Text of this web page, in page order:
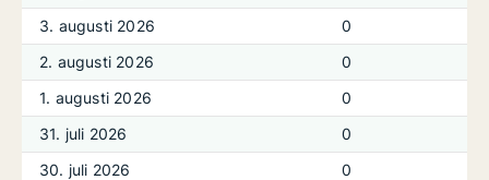
3. augusti 2026
0
2. augusti 2026
0
1. augusti 2026
0
31. juli 2026
0
30. juli 2026
0